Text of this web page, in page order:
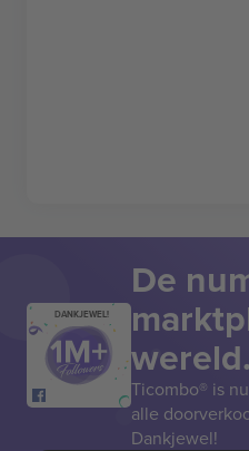
DANKJEWEL!
De
wereld.
Ticombo® is
alle
Dankjewel!